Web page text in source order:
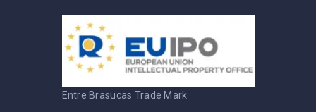
Entre Brasucas Trade Mark